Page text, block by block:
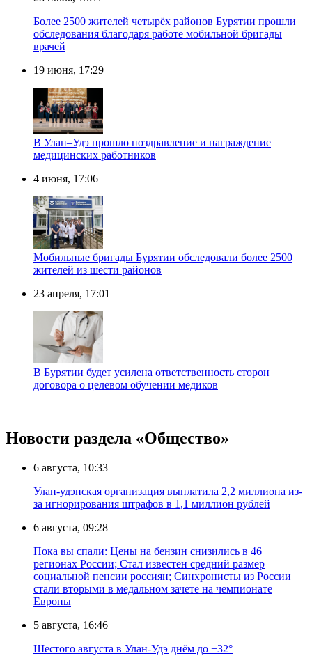
Более 2500 жителей четырёх районов Бурятии прошли
обследования благодаря работе мобильной бригады
врачей
19 июня, 17:29
В Улан–Удэ прошло поздравление и награждение
медицинских работников
4 июня, 17:06
Мобильные бригады Бурятии обследовали более 2500
жителей из шести районов
23 апреля, 17:01
В Бурятии будет усилена ответственность сторон
договора о целевом обучении медиков
Новости раздела «Общество»
6 августа, 10:33
Улан-удэнская организация выплатила 2,2 миллиона из-
за игнорирования штрафов в 1,1 миллион рублей
6 августа, 09:28
Пока вы спали: Цены на бензин снизились в 46
регионах России; Стал известен средний размер
социальной пенсии россиян; Синхронисты из России
стали вторыми в медальном зачете на чемпионате
Европы
5 августа, 16:46
Шестого августа в Улан-Удэ днём до +32°